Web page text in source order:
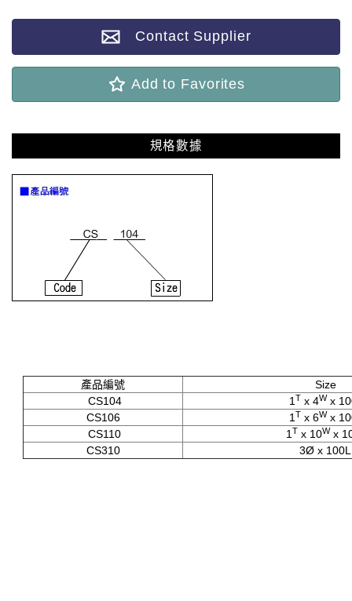
Contact Supplier
Add to Favorites
規格數據
產品編號
Size
CS104
1 T x 4Wx
CS106
1 T x 6Wx
CS110
1 T x 10Wx
CS310
3Ø x 100L